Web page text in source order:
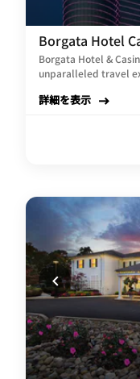
Borgata Hotel
Borgata Hotel &
unparalleled travel
詳細を表示